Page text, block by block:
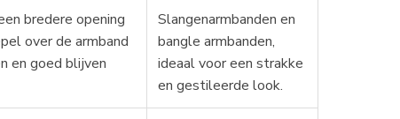
bredere opening
over de armband
en goed blijven
Slangenarmbanden en
bangle armbanden,
ideaal voor een strakke
en gestileerde look.